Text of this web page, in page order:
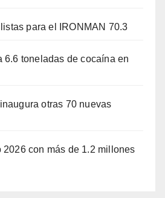
para el IRONMAN 70.3
6.6 toneladas de cocaína en
otras 70 nuevas
con más de 1.2 millones